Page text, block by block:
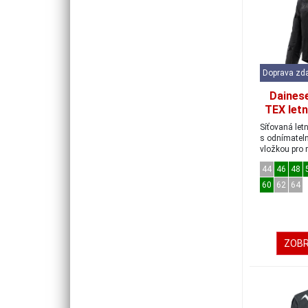
Doprava
TEX
Síťovaná
s
vložkou pro
komfort a ...
44 46 48
60
62 64